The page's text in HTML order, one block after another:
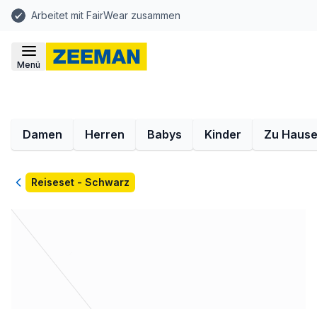
Arbeitet mit FairWear zusammen
Menü
Damen Herren Babys Kinder Zu Hause
ZurückReiseset - Schwarz